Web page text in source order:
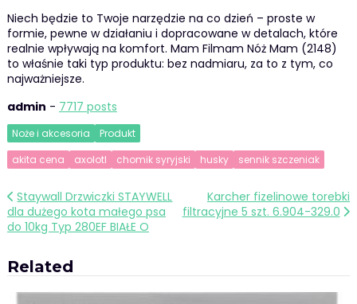
Niech będzie to Twoje narzędzie na co dzień – proste w
formie, pewne w działaniu i dopracowane w detalach, które
realnie wpływają na komfort. Mam Filmam Nóż Mam (2148)
to właśnie taki typ produktu: bez nadmiaru, za to z tym, co
najważniejsze.
admin - 7717 posts
Noże i akcesoria
Produkt
akita cena
axolotl chomik syryjski husky sennik szczeniak
Nawigacja
wpisu
Staywall Drzwiczki STAYWELL
dla dużego kota małego psa
do 10kg Typ 280EF BIAŁE O
Karcher fizelinowe torebki
filtracyjne 5 szt. 6.904-329.0
Related